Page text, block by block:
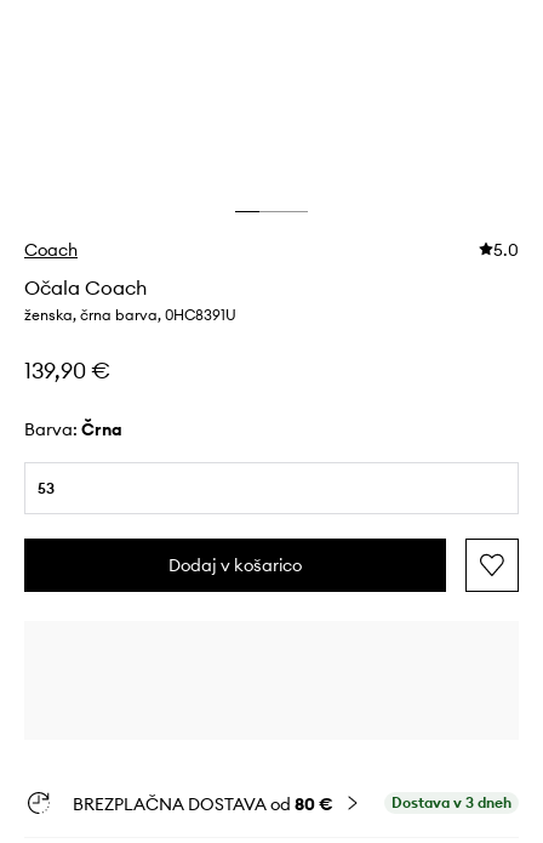
Coach 5.0
Očala Coach
ženska, črna barva, 0HC8391U
139,90 €
Barva: črna
53
Dodaj v košarico
BREZPLAČNA DOSTAVA od 80 € Dostava v 3 dneh